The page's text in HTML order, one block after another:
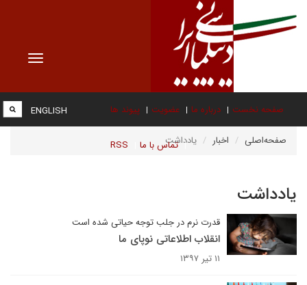
Toggle
صفحه نخست درباره ما عضویت پیوند ها
تماس با ما RSS
ENGLISH
صفحه‌اصلی اخبار یادداشت
یادداشت
قدرت نرم در جلب توجه حیاتی شده است
انقلاب اطلاعاتی نوپای ما
۱۱ تیر ۱۳۹۷